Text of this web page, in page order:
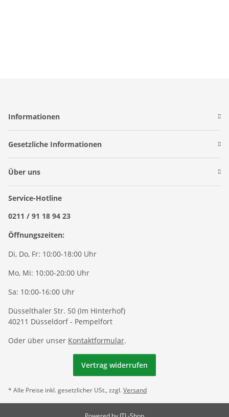
Informationen
Gesetzliche Informationen
Über uns
Service-Hotline
0211 / 91 18 94 23
Öffnungszeiten:
Di, Do, Fr: 10:00-18:00 Uhr
Mo, Mi: 10:00-20:00 Uhr
Sa: 10:00-16:00 Uhr
Düsselthaler Str. 50 (Im Hinterhof)
40211 Düsseldorf - Pempelfort
Oder über unser Kontaktformular.
Vertrag widerrufen
* Alle Preise inkl. gesetzlicher USt., zzgl.Versand